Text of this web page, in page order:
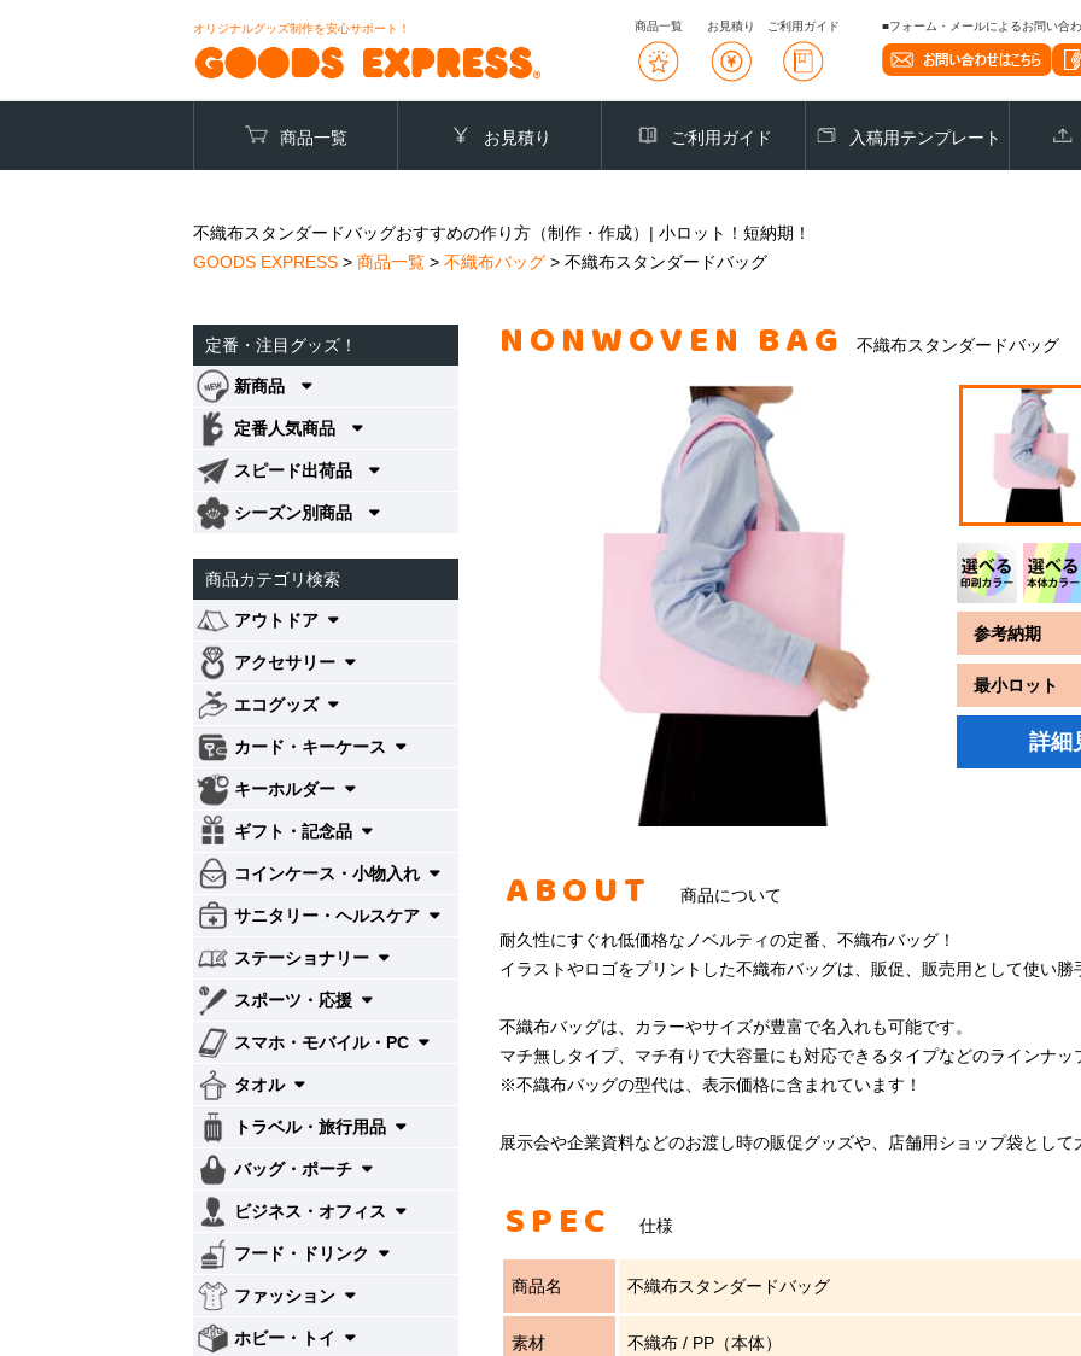
オリジナルグッズ制作を安心サポート！ 商品一覧 お見積り ご利用ガイド ■フォーム・メールによるお問い合
商品一覧 お見積り ご利用ガイド 入稿用テンプレート
不織布スタンダードバッグおすすめの作り方（制作・作成）| 小ロット！短納期！
GOODS EXPRESS > 商品一覧 > 不織布バッグ > 不織布スタンダードバッグ
NONWOVEN BAG 不織布スタンダードバッグ
参考納期
最小ロット
詳細
ABOUT 商品について
耐久性にすぐれ低価格なノベルティの定番、不織布バッグ！
イラストやロゴをプリントした不織布バッグは、販促、販売用として使い勝
不織布バッグは、カラーやサイズが豊富で名入れも可能です。
マチ無しタイプ、マチ有りで大容量にも対応できるタイプなどのラインナッ
※不織布バッグの型代は、表示価格に含まれています！
展示会や企業資料などのお渡し時の販促グッズや、店舗用ショップ袋として
SPEC 仕様
商品名 不織布スタンダードバッグ
素材 不織布 / PP（本体）
定番・注目グッズ！
新商品
定番人気商品
スピード出荷品
シーズン別商品
商品カテゴリ検索
アウトドア
アクセサリー
エコグッズ
カード・キーケース
キーホルダー
ギフト・記念品
コインケース・小物入れ
サニタリー・ヘルスケア
ステーショナリー
スポーツ・応援
スマホ・モバイル・PC
タオル
トラベル・旅行用品
バッグ・ポーチ
ビジネス・オフィス
フード・ドリンク
ファッション
ホビー・トイ